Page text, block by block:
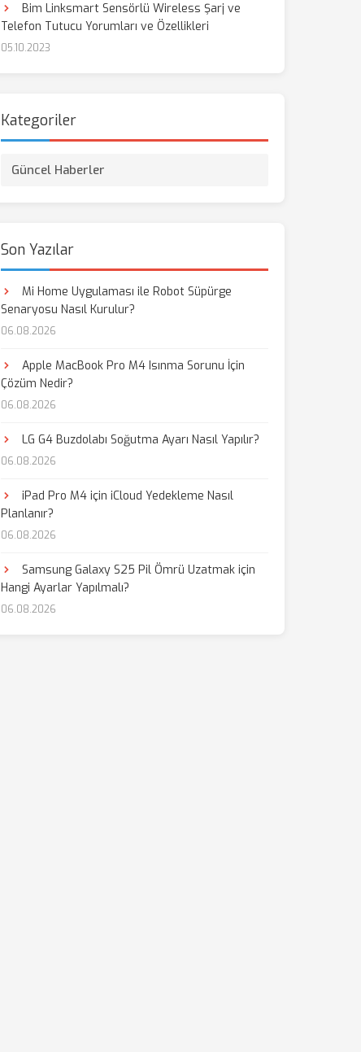
Bim Linksmart Sensörlü Wireless Şarj ve
Telefon Tutucu Yorumları ve Özellikleri
05.10.2023
Kategoriler
Güncel Haberler
Son Yazılar
Mi Home Uygulaması ile Robot Süpürge
Senaryosu Nasıl Kurulur?
06.08.2026
Apple MacBook Pro M4 Isınma Sorunu İçin
Çözüm Nedir?
06.08.2026
LG G4 Buzdolabı Soğutma Ayarı Nasıl Yapılır?
06.08.2026
iPad Pro M4 için iCloud Yedekleme Nasıl
Planlanır?
06.08.2026
Samsung Galaxy S25 Pil Ömrü Uzatmak için
Hangi Ayarlar Yapılmalı?
06.08.2026